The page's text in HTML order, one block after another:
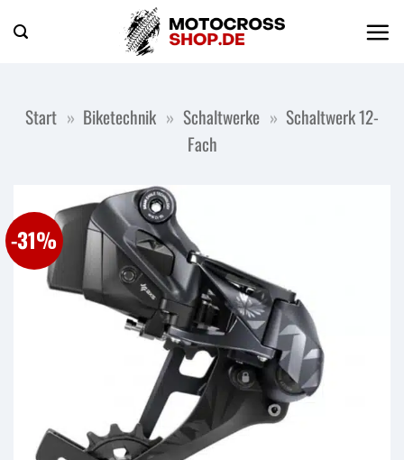
Inhalt
Start » Biketechnik » Schaltwerke » Schaltwerk 12-
Fach
-31%